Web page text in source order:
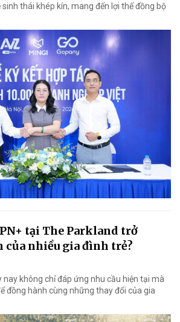
thái khép kín, mang đến lợi thế đồng bộ
tại The Parkland trở
của nhiều gia đình trẻ?
nay không chỉ đáp ứng nhu cầu hiện tại mà
đồng hành cùng những thay đổi của gia